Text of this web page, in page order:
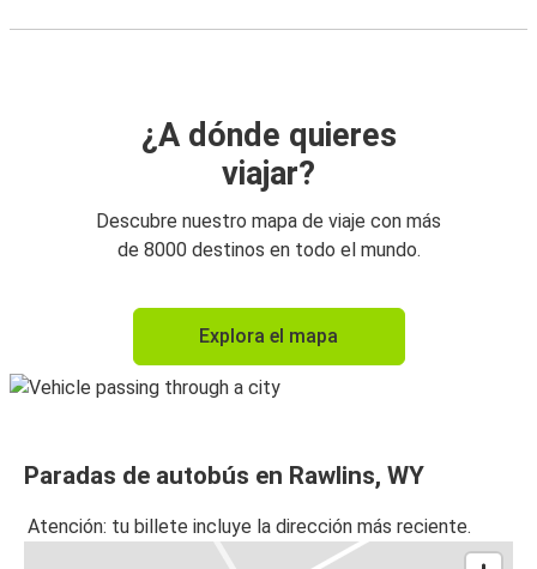
¿A dónde quieres
viajar?
Descubre nuestro mapa de viaje con más
de 8000 destinos en todo el mundo.
Explora el mapa
Paradas de autobús en Rawlins, WY
Atención: tu billete incluye la dirección más reciente.